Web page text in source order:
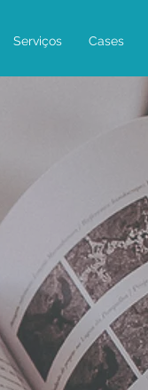
Serviços Cases